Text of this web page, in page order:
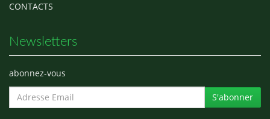
CONTACTS
Newsletters
abonnez-vous
S'abonner